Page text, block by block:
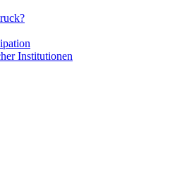
Institutionen